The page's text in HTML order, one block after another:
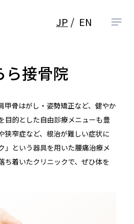
JP EN
ら接骨院
甲骨はがし・姿勢矯正など、健やか
目的とした自由診療メニューも豊
狭窄症など、根治が難しい症状に
」という器具を用いた腰痛治療メ
ち着いたクリニックで、ぜひ体を